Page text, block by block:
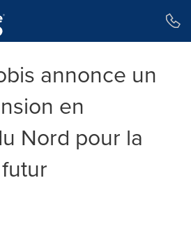
annonce un
en
Nord pour la